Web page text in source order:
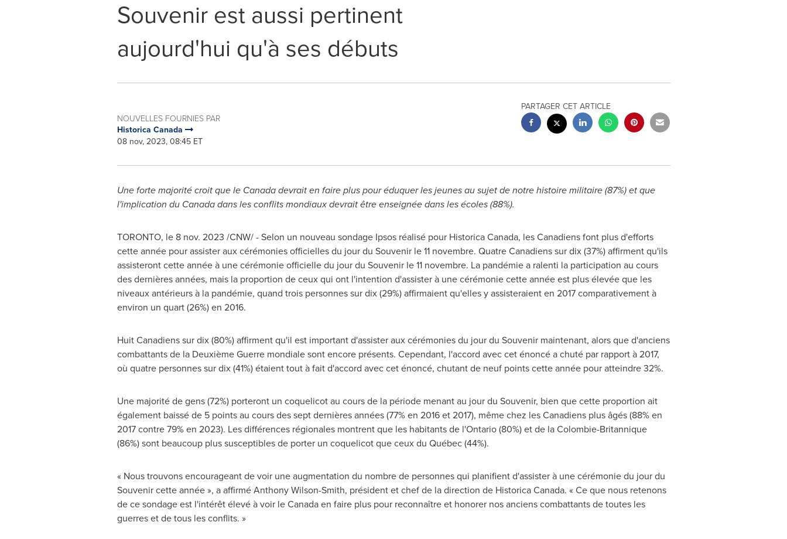
Souvenir est aussi pertinent
aujourd'hui qu'à ses débuts
NOUVELLES FOURNIES PAR
Historica Canada
08 nov, 2023, 08:45 ET
PARTAGER CET ARTICLE
Une forte majorité croit que le Canadadevrait en faire plus pour éduquer les jeunes au sujet de notre histoire militaire (87%) et que
l'implication du Canadadans les conflits mondiaux devrait être enseignée dans les écoles (88%).
TORONTO, le 8 nov. 2023 /CNW/ - Selon un nouveau sondage Ipsos réalisé pour Historica Canada, les Canadiens font plus d'efforts
cette année pour assister aux cérémonies officielles du jour du Souvenir le 11 novembre. Quatre Canadiens sur dix (37%) affirment qu'ils
assisteront cette année à une cérémonie officielle du jour du Souvenir le 11 novembre. La pandémie a ralenti la participation au cours
des dernières années, mais la proportion de ceux qui ont l'intention d'assister à une cérémonie cette année est plus élevée que les
niveaux antérieurs à la pandémie, quand trois personnes sur dix (29%) affirmaient qu'elles y assisteraient en 2017 comparativement à
environ un quart (26%) en 2016.
Huit Canadiens sur dix (80%) affirment qu'il est important d'assister aux cérémonies du jour du Souvenir maintenant, alors que d'anciens
combattants de la Deuxième Guerre mondiale sont encore présents. Cependant, l'accord avec cet énoncé a chuté par rapport à 2017,
où quatre personnes sur dix (41%) étaient tout à fait d'accord avec cet énoncé, chutant de neuf points cette année pour atteindre 32%.
Une majorité de gens (72%) porteront un coquelicot au cours de la période menant au jour du Souvenir, bien que cette proportion ait
également baissé de 5 points au cours des sept dernières années (77% en 2016 et2017), même chez les Canadiens plus âgés (88% en
2017 contre 79% en 2023). Les différences régionales montrent que les habitants de l'Ontario(80%) et de la Colombie-Britannique
(86%) sont beaucoup plus susceptibles de porter un coquelicot que ceux du Québec (44%).
« Nous trouvons encourageant de voir une augmentation du nombre de personnes qui planifient d'assister à une cérémonie du jour du
Souvenir cette année », a affirméAnthony Wilson-Smith, président et chef de la direction de Historica Canada. « Ce que nous retenons
de ce sondage est l'intérêt élevé à voir leCanadaen faire plus pour reconnaître et honorer nos anciens combattants de toutes les
guerres et de tous les conflits. »